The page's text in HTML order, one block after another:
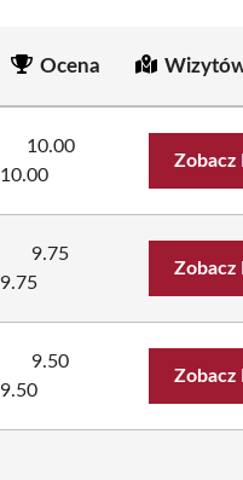
Ocena
10.00
10.00
Zobacz
9.75
9.75
Zobacz
9.50
9.50
Zobacz